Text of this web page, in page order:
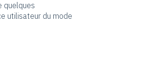
quelques
utilisateur du mode